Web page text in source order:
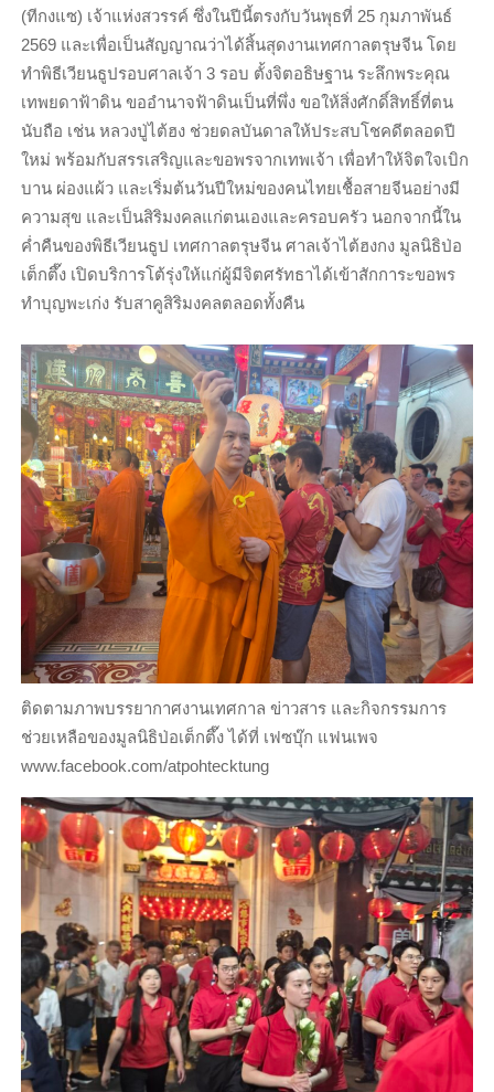
(ทีกงแซ) เจ้าแห่งสวรรค์ ซึ่งในปีนี้ตรงกับวันพุธที่ 25 กุมภาพันธ์
2569 และเพื่อเป็นสัญญาณว่าได้สิ้นสุดงานเทศกาลตรุษจีน โดย
ทำพิธีเวียนธูปรอบศาลเจ้า 3 รอบ ตั้งจิตอธิษฐาน ระลึกพระคุณ
เทพยดาฟ้าดิน ขออำนาจฟ้าดินเป็นที่พึ่ง ขอให้สิ่งศักดิ์สิทธิ์ที่ตน
นับถือ เช่น หลวงปู่ไต้ฮง ช่วยดลบันดาลให้ประสบโชคดีตลอดปี
ใหม่ พร้อมกับสรรเสริญและขอพรจากเทพเจ้า เพื่อทำให้จิตใจเบิก
บาน ผ่องแผ้ว และเริ่มต้นวันปีใหม่ของคนไทยเชื้อสายจีนอย่างมี
ความสุข และเป็นสิริมงคลแก่ตนเองและครอบครัว นอกจากนี้ใน
ค่ำคืนของพิธีเวียนธูป เทศกาลตรุษจีน ศาลเจ้าไต้ฮงกง มูลนิธิป่อ
เต็กตึ๊ง เปิดบริการโต้รุ่งให้แก่ผู้มีจิตศรัทธาได้เข้าสักการะขอพร
ทำบุญพะเก่ง รับสาคูสิริมงคลตลอดทั้งคืน
ติดตามภาพบรรยากาศงานเทศกาล ข่าวสาร และกิจกรรมการ
ช่วยเหลือของมูลนิธิป่อเต็กตึ๊ง ได้ที่ เฟซบุ๊ก แฟนเพจ
www.facebook.com/atpohtecktung